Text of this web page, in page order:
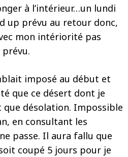
à l’intérieur…un lundi
up prévu au retour donc,
mon intériorité pas
imposé au début et
que ce désert dont je
que désolation. Impossible
en consultant les
passe. Il aura fallu que
coupé 5 jours pour je